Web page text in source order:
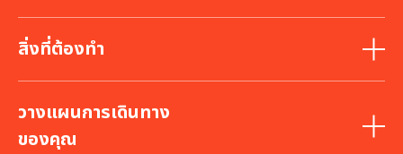
สิ่งที่ต้องทำ
วางแผนการเดินทาง
ของคุณ